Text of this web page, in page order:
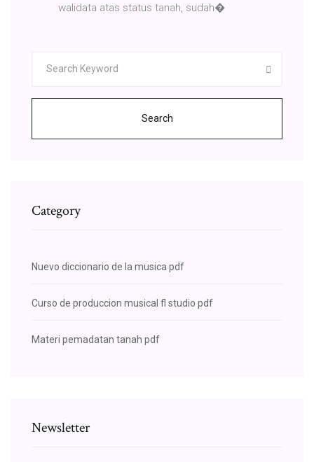
walidata atas status tanah, sudah�
Search
Category
Nuevo diccionario de la musica pdf
Curso de produccion musical fl studio pdf
Materi pemadatan tanah pdf
Newsletter